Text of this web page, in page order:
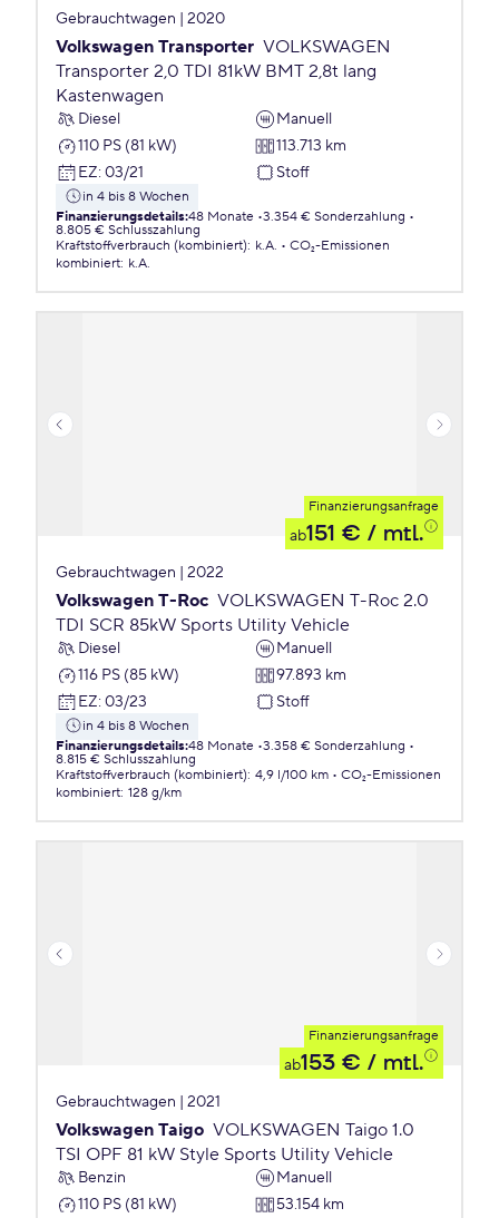
Gebrauchtwagen | 2020
Volkswagen Transporter VOLKSWAGEN
Transporter 2,0 TDI 81kW BMT 2,8t lang
Kastenwagen
Diesel
Manuell
110 PS (81 kW)
113.713 km
EZ: 03/21 Stoff
in 4 bis 8 Wochen
Finanzierungsdetails:48 Monate 3.354 € Sonderzahlung
8.805 € Schlusszahlung
Kraftstoffverbrauch (kombiniert): k.A.
CO₂-Emissionen
kombiniert: k.A.
Finanzierungsanfrage
ab151 € / mtl.
Gebrauchtwagen | 2022
Volkswagen T-Roc VOLKSWAGEN T-Roc 2.0
TDI SCR 85kW Sports Utility Vehicle
Diesel
Manuell
116 PS (85 kW)
97.893 km
EZ: 03/23 Stoff
in 4 bis 8 Wochen
Finanzierungsdetails:48 Monate 3.358 € Sonderzahlung
8.815 € Schlusszahlung
Kraftstoffverbrauch (kombiniert): 4,9 l/100 km
CO₂-Emissionen
kombiniert: 128 g/km
Finanzierungsanfrage
ab153 € / mtl.
Gebrauchtwagen | 2021
Volkswagen Taigo VOLKSWAGEN Taigo 1.0
TSI OPF 81 kW Style Sports Utility Vehicle
Benzin
Manuell
110 PS (81 kW)
53.154 km